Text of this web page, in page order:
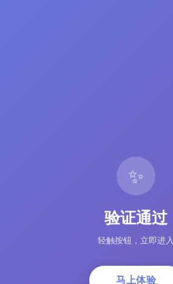
✨
验证通过
轻触按钮，立即进入
马上体验